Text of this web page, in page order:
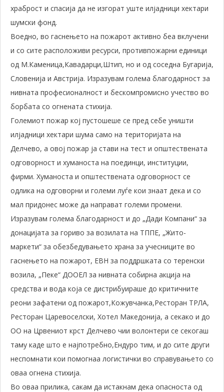
храброст и спасија да не изгорат уште илјадници хектари
шумски фонд.
Воедно, во гаснењето на пожарот активно беа вклучени
и со сите расположиви ресурси, противпожарни единици
од М.Каменица,Кавадарци,Штип, но и од соседна Бугарија,
Словенија и Австрија. Изразувам голема благодарност за
нивната професионалност и бескомпромисно учество во
борбата со огнената стихија.
Големиот пожар кој пустошеше се пред себе уништи
илјадници хектари шума само на територијата на
Делчево, а овој пожар ја стави на тест и општествената
одговорност и хуманоста на поединци, институции,
фирми. Хуманоста и општествената одговорност се
одлика на одговорни и големи луѓе кои знаат дека и со
мал придонес може да направат големи промени.
Изразувам голема благодарност и до „Дади Компани“ за
донацијата за гориво за возилата на ТППЕ, „Жито-
маркети“ за обезбедувањето храна за учесниците во
гаснењето на пожарот, ЕВН за поддршката со теренски
возила, „Пеке“ ДООЕЛ за нивната собирна акција на
средства и вода која се дистрибуираше до критичните
реони зафатени од пожарот,Кожувчанка,Ресторан ТРЛА,
Ресторан Царевоселски, Хотел Македонија, а секако и до
ОО на Црвениот крст Делчево чии волонтери се секогаш
таму каде што е најпотребно,Ендуро тим, и до сите други
неспомнати кои помогнаа логистички во справувањето со
оваа огнена стихија.
Во оваа прилика, сакам да истакнам дека опасноста од